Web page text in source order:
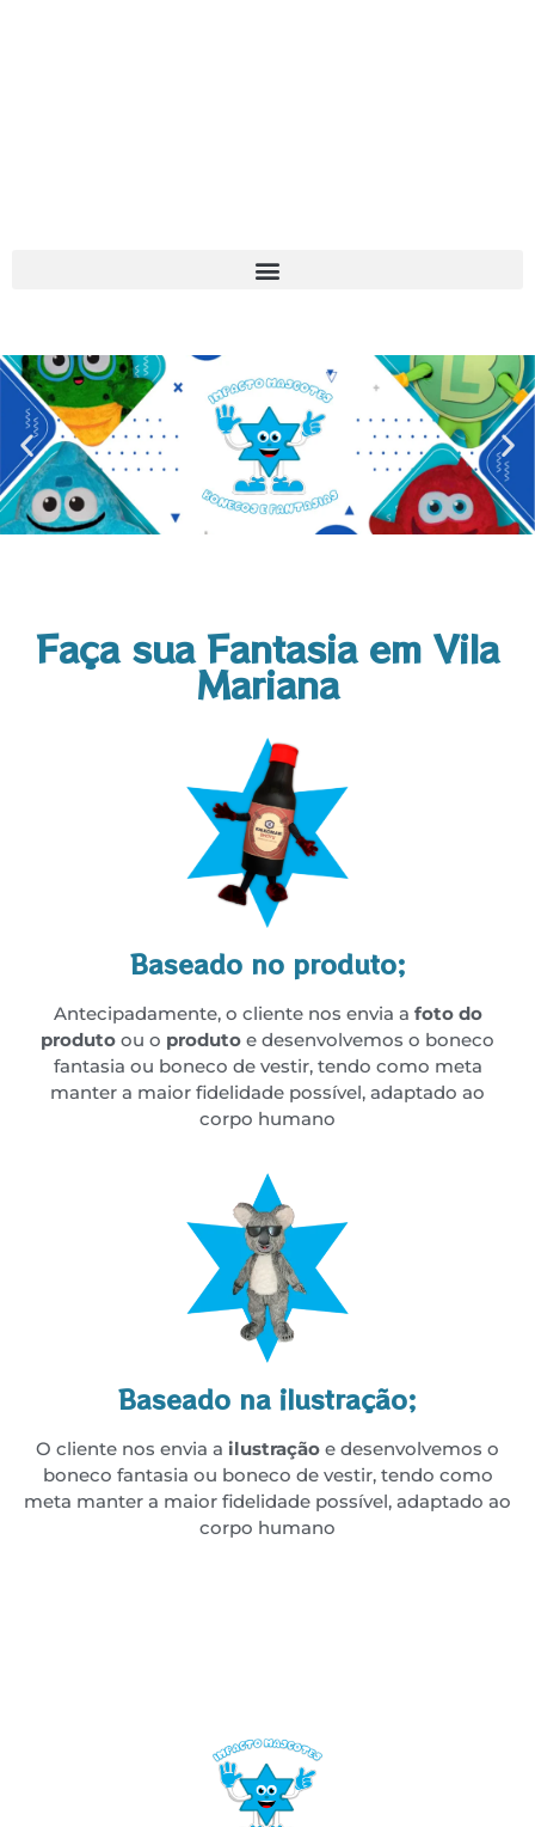
Faça sua Fantasia em Vila
Mariana
Baseado no produto;
Antecipadamente, o cliente nos envia a foto do
produto ou o produto e desenvolvemos o boneco
fantasia ou boneco de vestir, tendo como meta
manter a maior fidelidade possível, adaptado ao
corpo humano
Baseado na ilustração;
O cliente nos envia a ilustração e desenvolvemos o
boneco fantasia ou boneco de vestir, tendo como
meta manter a maior fidelidade possível, adaptado ao
corpo humano